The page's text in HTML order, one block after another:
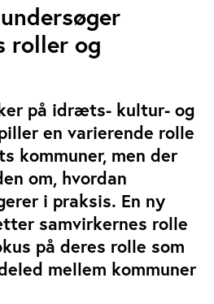
roller og
på idræts- kultur- og
en varierende rolle
kommuner, men der
om, hvordan
i praksis. En ny
samvirkernes rolle
på deres rolle som
mellem kommuner